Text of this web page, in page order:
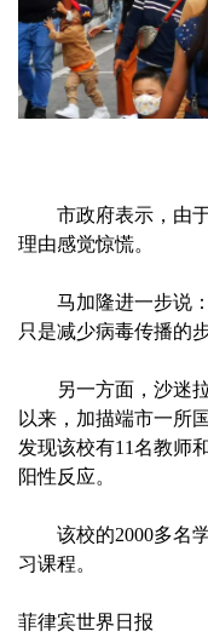
市政府表示，由于
理由感觉惊慌。
马加隆进一步说：
只是减少病毒传播的
另一方面，沙迷拉
以来，加描端市一所
发现该校有11名教师
阳性反应。
该校的2000多名学
习课程。
菲律宾世界日报